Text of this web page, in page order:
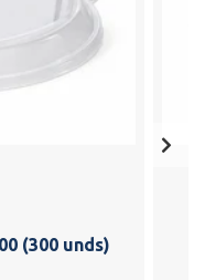
(300 unds)